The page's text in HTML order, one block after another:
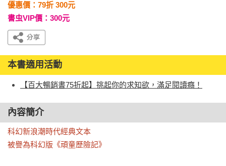
優惠價：79折 300元
書虫VIP價：300元
本書適用活動
【百大暢銷書75折起】挑起你的求知欲，滿足閱讀癮！
內容簡介
科幻新浪潮時代經典文本
被譽為科幻版《頑童歷險記》